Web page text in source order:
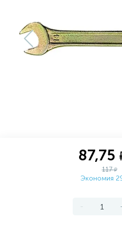
87,75
117₽
Экономия
-